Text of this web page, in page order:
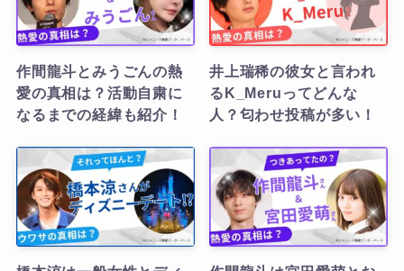
作間龍斗とみうごんの熱
愛の真相は？活動自粛に
なるまでの経緯も紹介！
井上瑞稀の彼女と言われ
るK_Meruってどんな
人？匂わせ投稿が多い！